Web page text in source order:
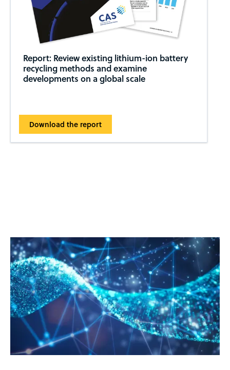
Report: Review existing lithium-ion battery
recycling methods and examine
developments on a global scale
Download the report